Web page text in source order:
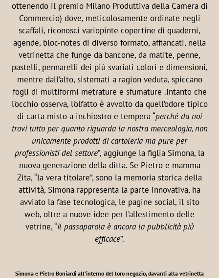
ottenendo il premio Milano Produttiva della Camera di
Commercio) dove, meticolosamente ordinate negli
scaffali, riconosci variopinte copertine di quaderni,
agende, bloc-notes di diverso formato, affiancati, nella
vetrinetta che funge da bancone, da matite, penne,
pastelli, pennarelli dei più svariati colori e dimensioni,
mentre dall’alto, sistemati a ragion veduta, spiccano
fogli di multiformi metrature e sfumature .Intanto che
l’occhio osserva, l’olfatto è avvolto da quell’odore tipico
di carta misto a inchiostro e tempera “perché da noi
trovi tutto per quanto riguarda la nostra merceologia, non
unicamente prodotti di cartoleria ma pure per
professionisti del settore”, aggiunge la figlia Simona, la
nuova generazione della ditta. Se Pietro e mamma
Zita, “la vera titolare”, sono la memoria storica della
attività, Simona rappresenta la parte innovativa, ha
avviato la fase tecnologica, le pagine social, il sito
web, oltre a nuove idee per l’allestimento delle
vetrine, “il passaparola è ancora la pubblicità più
efficace”.
Simona e Pietro Boniardi all’interno del loro negozio, davanti alla vetrinetta